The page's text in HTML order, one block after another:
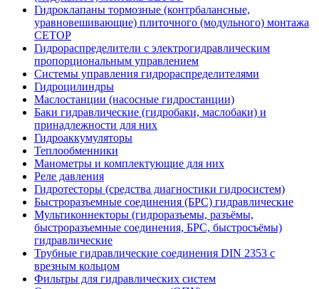
Гидроклапаны тормозные (контрбалансные,
уравновешивающие) плиточного (модульного) монтажа
CETOP
Гидрораспределители с электрогидравлическим
пропорциональным управлением
Системы управления гидрораспределителями
Гидроцилиндры
Маслостанции (насосные гидростанции)
Баки гидравлические (гидробаки, маслобаки) и
принадлежности для них
Гидроаккумуляторы
Теплообменники
Манометры и комплектующие для них
Реле давления
Гидротесторы (средства диагностики гидросистем)
Быстроразъемные соединения (БРС) гидравлические
Мультиконнекторы (гидроразъемы, разъёмы,
быстроразъемные соединения, БРС, быстросъёмы)
гидравлические
Трубные гидравлические соединения DIN 2353 с
врезным кольцом
Фильтры для гидравлических систем